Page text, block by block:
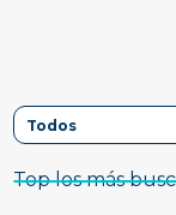
Top los más